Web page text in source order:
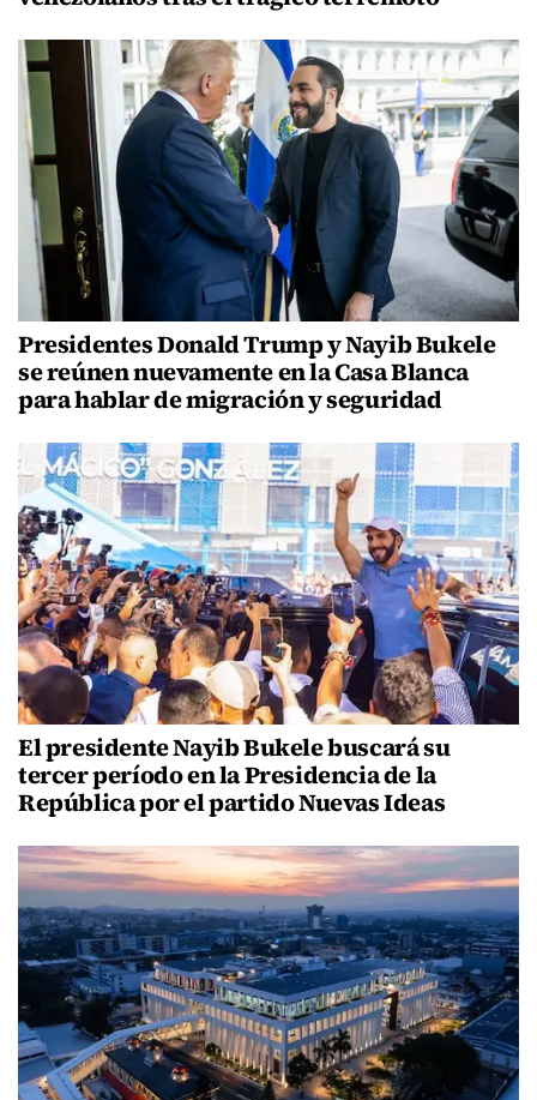
Presidentes Donald Trump y Nayib Bukele
se reúnen nuevamente en la Casa Blanca
para hablar de migración y seguridad
El presidente Nayib Bukele buscará su
tercer período en la Presidencia de la
República por el partido Nuevas Ideas